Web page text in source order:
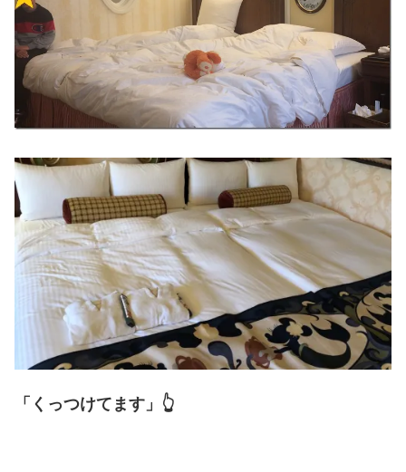
「くっつけてます」👆